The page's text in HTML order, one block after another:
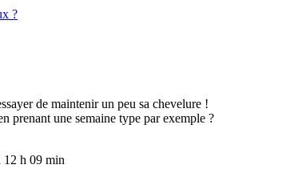
?
de maintenir un peu sa chevelure !
prenant une semaine type par exemple ?
12 h 09 min